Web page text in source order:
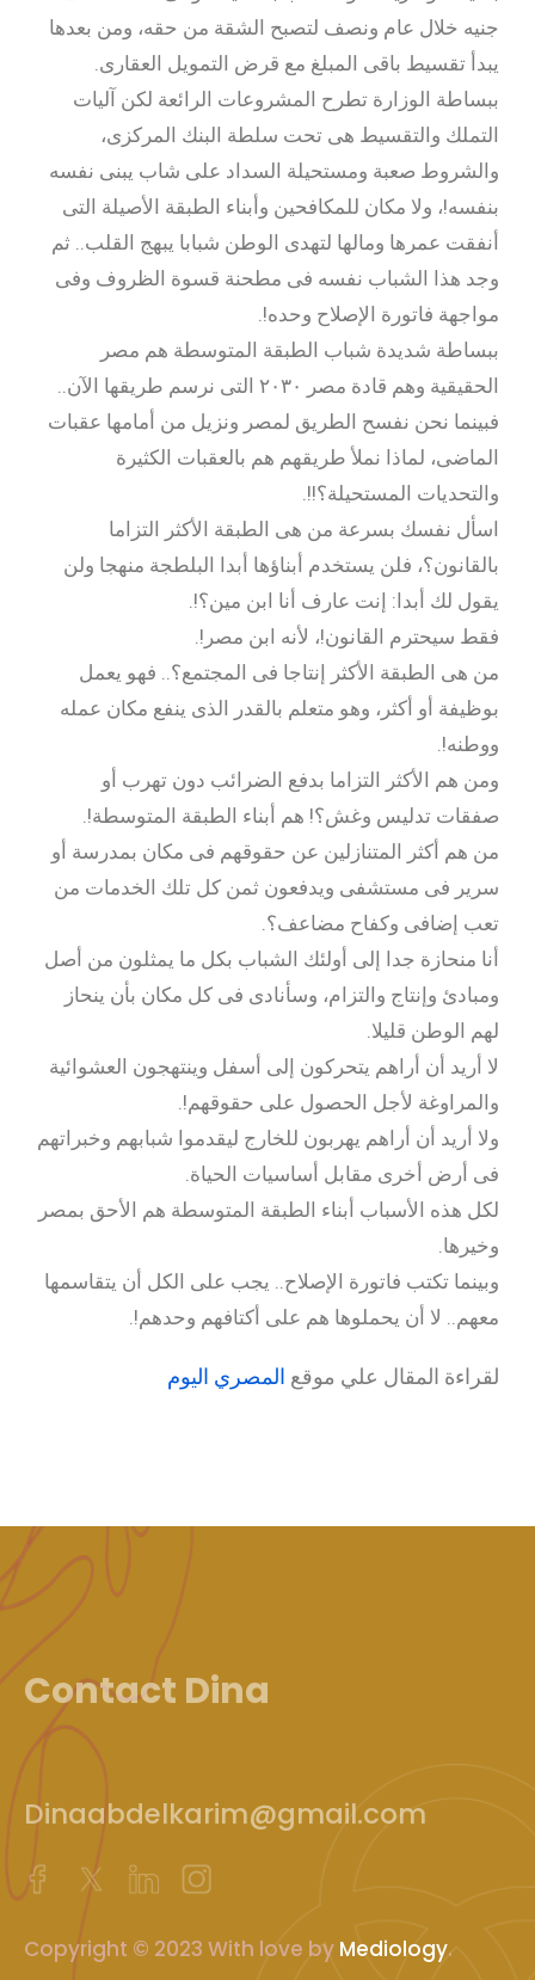
جنيه خلال عام ونصف لتصبح الشقة من حقه، ومن بعدها
يبدأ تقسيط باقى المبلغ مع قرض التمويل العقارى.
ببساطة الوزارة تطرح المشروعات الرائعة لكن آليات
التملك والتقسيط هى تحت سلطة البنك المركزى،
والشروط صعبة ومستحيلة السداد على شاب يبنى نفسه
بنفسه!، ولا مكان للمكافحين وأبناء الطبقة الأصيلة التى
أنفقت عمرها ومالها لتهدى الوطن شبابا يبهج القلب.. ثم
وجد هذا الشباب نفسه فى مطحنة قسوة الظروف وفى
مواجهة فاتورة الإصلاح وحده!.
ببساطة شديدة شباب الطبقة المتوسطة هم مصر
الحقيقية وهم قادة مصر ٢٠٣٠ التى نرسم طريقها الآن..
فبينما نحن نفسح الطريق لمصر ونزيل من أمامها عقبات
الماضى، لماذا نملأ طريقهم هم بالعقبات الكثيرة
والتحديات المستحيلة؟!!.
اسأل نفسك بسرعة من هى الطبقة الأكثر التزاما
بالقانون؟، فلن يستخدم أبناؤها أبدا البلطجة منهجا ولن
يقول لك أبدا: إنت عارف أنا ابن مين؟!.
فقط سيحترم القانون!، لأنه ابن مصر!.
من هى الطبقة الأكثر إنتاجا فى المجتمع؟.. فهو يعمل
بوظيفة أو أكثر، وهو متعلم بالقدر الذى ينفع مكان عمله
ووطنه!.
ومن هم الأكثر التزاما بدفع الضرائب دون تهرب أو
صفقات تدليس وغش؟! هم أبناء الطبقة المتوسطة!.
من هم أكثر المتنازلين عن حقوقهم فى مكان بمدرسة أو
سرير فى مستشفى ويدفعون ثمن كل تلك الخدمات من
تعب إضافى وكفاح مضاعف؟.
أنا منحازة جدا إلى أولئك الشباب بكل ما يمثلون من أصل
ومبادئ وإنتاج والتزام، وسأنادى فى كل مكان بأن ينحاز
لهم الوطن قليلا.
لا أريد أن أراهم يتحركون إلى أسفل وينتهجون العشوائية
والمراوغة لأجل الحصول على حقوقهم!.
ولا أريد أن أراهم يهربون للخارج ليقدموا شبابهم وخبراتهم
فى أرض أخرى مقابل أساسيات الحياة.
لكل هذه الأسباب أبناء الطبقة المتوسطة هم الأحق بمصر
وخيرها.
وبينما تكتب فاتورة الإصلاح.. يجب على الكل أن يتقاسمها
معهم.. لا أن يحملوها هم على أكتافهم وحدهم!.
لقراءة المقال علي موقع المصري اليوم
Contact Dina
Dinaabdelkarim@gmail.com
Copyright © 2023 With love by Mediology.